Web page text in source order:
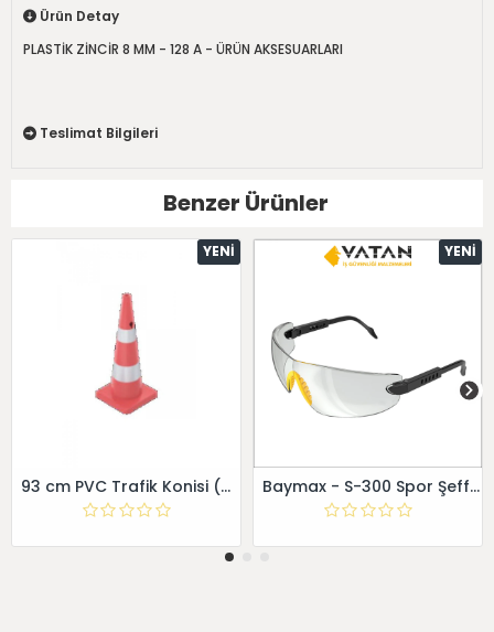
Ürün Detay
PLASTİK ZİNCİR 8 MM - 128 A - ÜRÜN AKSESUARLARI
Teslimat Bilgileri
Benzer Ürünler
YENI
93 cm PVC Trafik Konisi (Çift reflektifli) - - Dörtgen
YENI
Baymax - S-300 Spor Şeffaf Gözlük